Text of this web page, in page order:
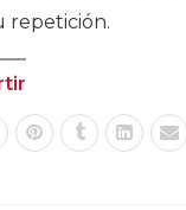
repetición.